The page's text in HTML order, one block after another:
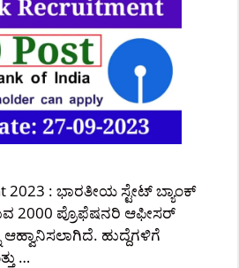
2023 : ಭಾರತೀಯ ಸ್ಟೇಟ್ ಬ್ಯಾಂಕ್
2000 ಪ್ರೊಫೆಷನರಿ ಆಫೀಸರ್
ಆಹ್ವಾನಿಸಲಾಗಿದೆ. ಹುದ್ದೆಗಳಿಗೆ
…